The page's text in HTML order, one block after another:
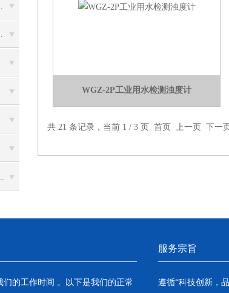
值得推荐
中的作用
传统卤素更明显
WGZ-2P工业用水检测浊度计
共 21 条记录，当前 1 / 3 页 首页 上一页 下一页
的工作时间 。以下是我们的正常
服务宗旨
遵循“科技创新，